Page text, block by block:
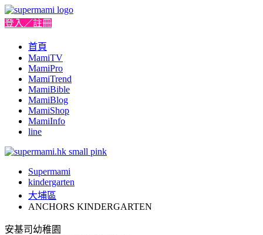
登入／註冊
首頁
MamiTV
MamiPro
MamiTrend
MamiBible
MamiBlog
MamiShop
MamiInfo
line
Supermami
kindergarten
大埔區
ANCHORS KINDERGARTEN
安基司幼稚園